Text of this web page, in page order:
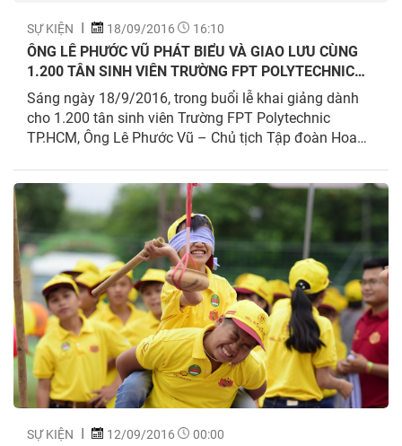
SỰ KIỆN 18/09/2016 16:10
ÔNG LÊ PHƯỚC VŨ PHÁT BIỂU VÀ GIAO LƯU CÙNG
1.200 TÂN SINH VIÊN TRƯỜNG FPT POLYTECHNIC
HỒ CHÍ MINH
Sáng ngày 18/9/2016, trong buổi lễ khai giảng dành
cho 1.200 tân sinh viên Trường FPT Polytechnic
TP.HCM, Ông Lê Phước Vũ – Chủ tịch Tập đoàn Hoa
doanh nhân dày dạn kinh nghiệm trên thương trường
và cả kinh nghiệm sống để truyền nhiệt huyết cho tân
sinh viên có thêm nghị lực hướng về tương lai.
SỰ KIỆN 12/09/2016 00:00